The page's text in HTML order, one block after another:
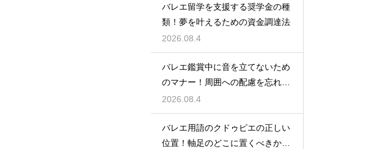
バレエ留学を支援する奨学金の種
類！夢を叶えるための資金調達法
2026.08.4
バレエ鑑賞中に音を立てないため
のマナー！周囲への配慮を忘れず
に
2026.08.4
バレエ用語のクドゥピエの正しい
位置！軸足のどこに置くべきかを